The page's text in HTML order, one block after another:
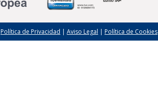
Política de Privacidad | Aviso Legal | Política de Cookies